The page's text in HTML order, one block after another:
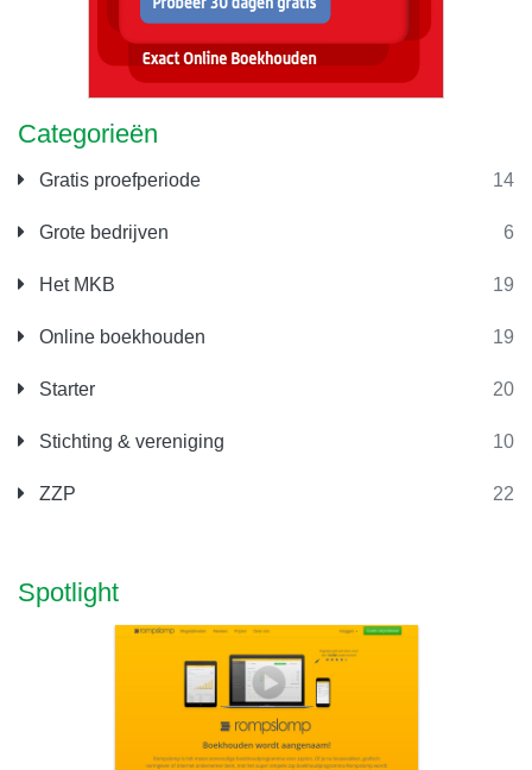
Categorieën
Gratis proefperiode 14
Grote bedrijven 6
Het MKB 19
Online boekhouden 19
Starter 20
Stichting & vereniging 10
ZZP 22
Spotlight